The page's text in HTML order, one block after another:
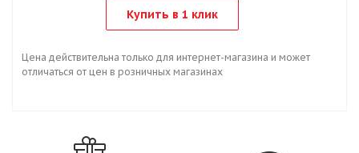
Купить в 1 клик
Цена действительна только для интернет-магазина и может
отличаться от цен в розничных магазинах